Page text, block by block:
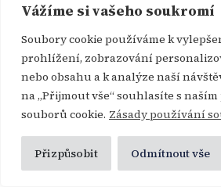
Vážíme si vašeho soukromí
Soubory cookie používáme k
prohlížení, zobrazování
nebo obsahu a k analýze naší
na „Přijmout vše“ souhlasíte s
souborů cookie. Zásady používání
Přizpůsobit Odmítnout vše
obsahuje,“ sdělila Karlssonová
Times. „Jako spotřebitel se
na kus plastu, abyste zjistili,
nebo ne. Prostě to nevíme, ale
chemických látek používaných
toxická.“
Dubnovéšetření IPENzjistilo,
získané z recyklačních